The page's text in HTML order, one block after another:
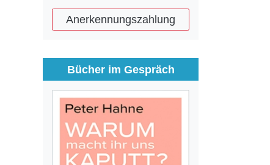
Anerkennungszahlung
Bücher im Gespräch